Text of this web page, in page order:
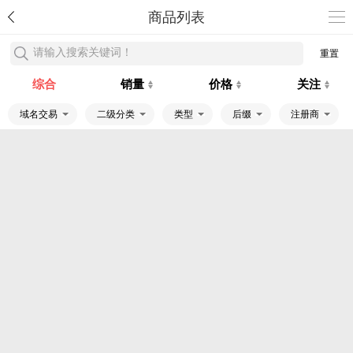
商品列表
请输入搜索关键词！ 重置
综合 销量 价格 关注
域名交易 二级分类 类型 后缀 注册商